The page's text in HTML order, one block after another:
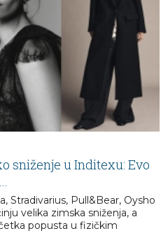
sniženje u Inditexu: Evo
Stradivarius, Pull&Bear, Oysho
velika zimska sniženja, a
popusta u fizičkim